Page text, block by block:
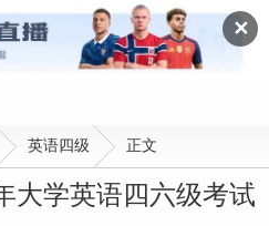
✕
语四级
英语四级 正文
大学英语四六级考试